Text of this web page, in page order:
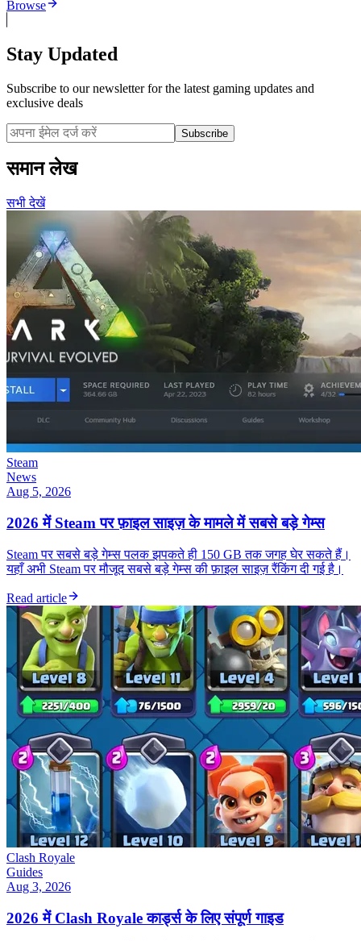
Browse
Stay Updated
Subscribe to our newsletter for the latest gaming updates and
exclusive deals
Subscribe
समान लेख
सभी देखें
Steam
News
Aug 5, 2026
2026 में Steam पर फ़ाइल साइज़ के मामले में सबसे बड़े गेम्स
Steam पर सबसे बड़े गेम्स पलक झपकते ही 150 GB तक जगह घेर सकते हैं।
यहाँ अभी Steam पर मौजूद सबसे बड़े गेम्स की फ़ाइल साइज़ रैंकिंग दी गई है।
Read article
Clash Royale
Guides
Aug 3, 2026
2026 में Clash Royale कार्ड्स के लिए संपूर्ण गाइड